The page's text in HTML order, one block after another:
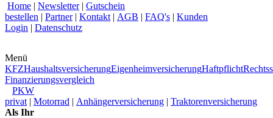
Home | Newsletter| Gutschein
bestellen | Partner| Kontakt | AGB | FAQ's | Kunden
Login | Datenschutz
Menü
KFZHaushaltsversicherungEigenheimversicherungHaftpflicht
Finanzierungsvergleich
PKW
privat | Motorrad | Anhängerversicherung | Traktorenversicherung
Als Ihr